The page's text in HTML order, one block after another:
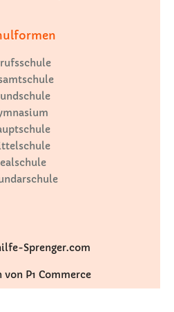
Sprenger.com
von P1 Commerce